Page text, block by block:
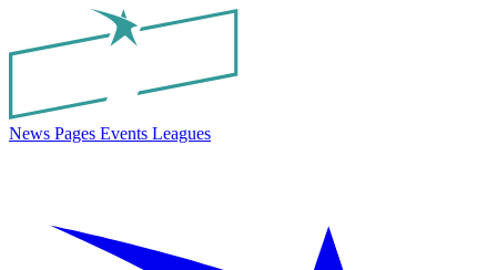
News Pages Events Leagues